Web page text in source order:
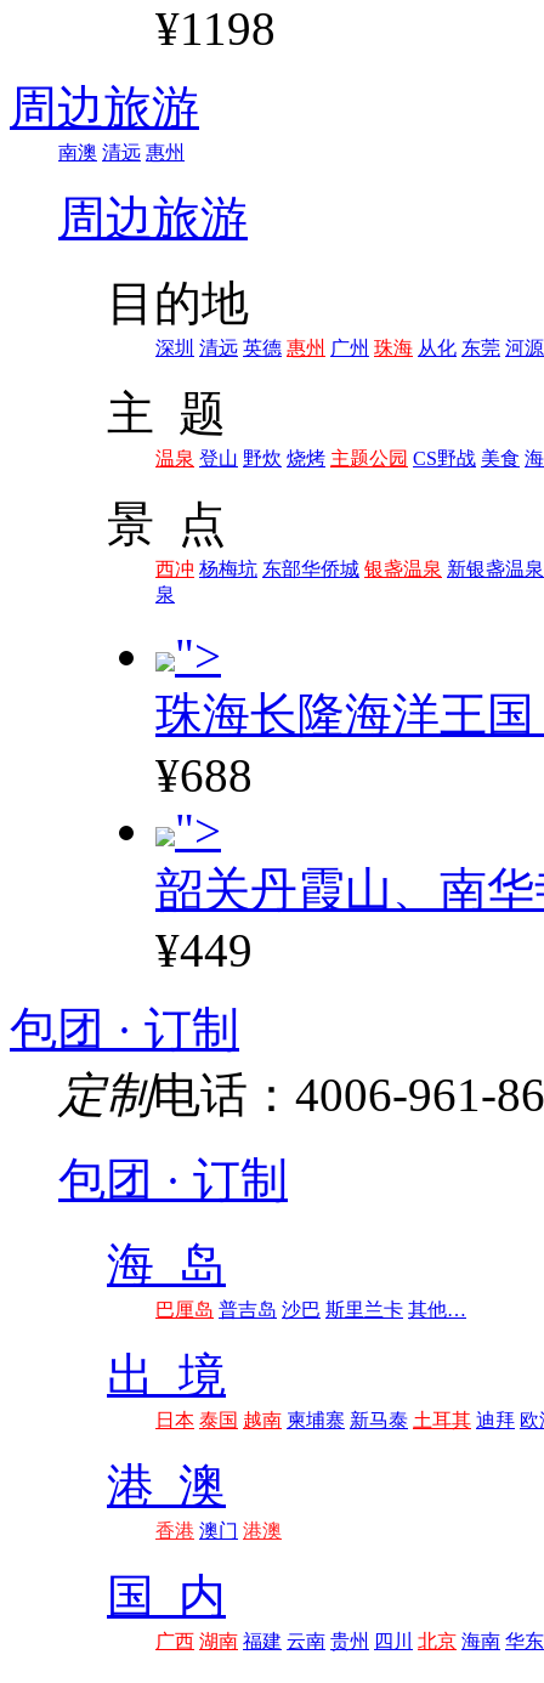
¥1198
周边旅游
南澳 清远 惠州
周边旅游
目的地
深圳 清远 英德 惠州 广州 珠海 从化 东莞 河源
主 题
温泉 登山 野炊 烧烤 主题公园 CS野战 美食
景 点
西冲 杨梅坑 东部华侨城 银盏温泉 新银盏温泉
泉
">
珠海长隆海洋王
¥688
">
韶关丹霞山、南
¥449
包团 · 订制
定制电话：4006-961-
包团 · 订制
海 岛
巴厘岛 普吉岛 沙巴 斯里兰卡 其他…
出 境
日本 泰国 越南 柬埔寨 新马泰 土耳其 迪拜 欧
港 澳
香港 澳门 港澳
国 内
广西 湖南 福建 云南 贵州 四川 北京 海南 华东